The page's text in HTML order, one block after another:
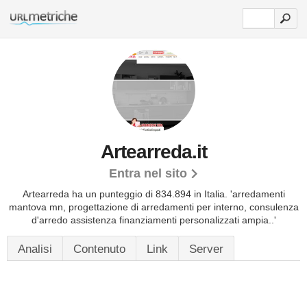
Artearreda.it
Entra nel sito
Artearreda ha un punteggio di 834.894 in Italia. 'arredamenti
mantova mn, progettazione di arredamenti per interno, consulenza
d'arredo assistenza finanziamenti personalizzati ampia..'
Analisi Contenuto Link Server